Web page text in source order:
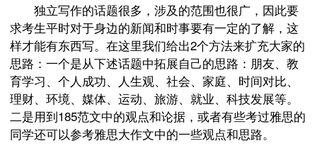
独立写作的话题很多，涉及的范围也很广，因此要
求考生平时对于身边的新闻和时事要有一定的了解，这
样才能有东西写。在这里我们给出2个方法来扩充大家的
思路：一个是从下述话题中拓展自己的思路：朋友、教
育学习、个人成功、人生观、社会、家庭、时间对比、
理财、环境、媒体、运动、旅游、就业、科技发展等。
二是用到185范文中的观点和论据，或者有些考过雅思的
同学还可以参考雅思大作文中的一些观点和思路。